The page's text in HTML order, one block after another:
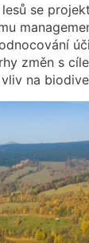
se
změn s
na